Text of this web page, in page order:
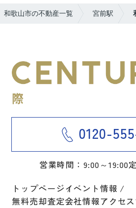
和歌山市の不動産一覧 宮前駅
0120-
営業時間：9:00～19:00
トップページイベント情報
無料売却査定会社情報アクセ